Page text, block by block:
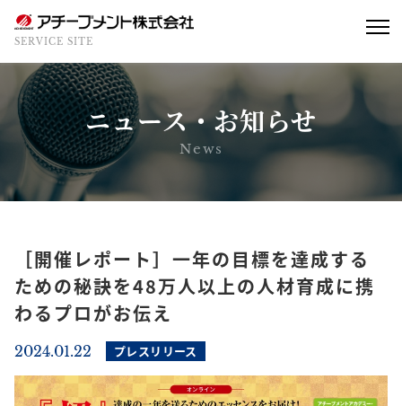
SERVICE SITE
ニュース・お知らせ
News
［開催レポート］一年の目標を達成する
ための秘訣を48万人以上の人材育成に携
わるプロがお伝え
2024.01.22 プレスリリース